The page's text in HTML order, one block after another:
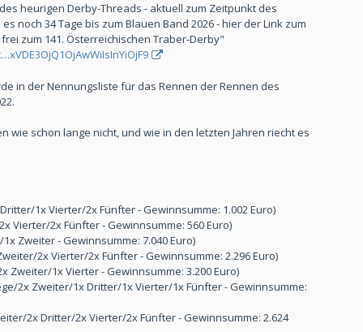
heurigen Derby-Threads - aktuell zum Zeitpunkt des
noch 34 Tage bis zum Blauen Band 2026 - hier der Link zum
zum 141. Österreichischen Traber-Derby"
in der Nennungsliste für das Rennen der Rennen des
wie schon lange nicht, und wie in den letzten Jahren riecht es
1x Vierter/2x Fünfter - Gewinnsumme: 1.002 Euro)
Vierter/2x Fünfter - Gewinnsumme: 560 Euro)
Zweiter - Gewinnsumme: 7.040 Euro)
2x Vierter/2x Fünfter - Gewinnsumme: 2.296 Euro)
Zweiter/1x Vierter - Gewinnsumme: 3.200 Euro)
2x Zweiter/1x Dritter/1x Vierter/1x Fünfter - Gewinnsumme:
2x Dritter/2x Vierter/2x Fünfter - Gewinnsumme: 2.624